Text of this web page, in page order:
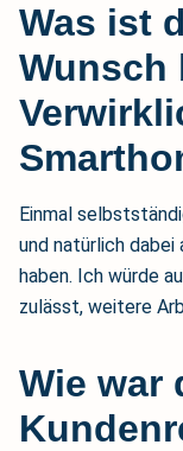
Was ist
Wunsch
Einmal
und natürlich dabei
haben. Ich würde
zulässt, weitere
Wie war